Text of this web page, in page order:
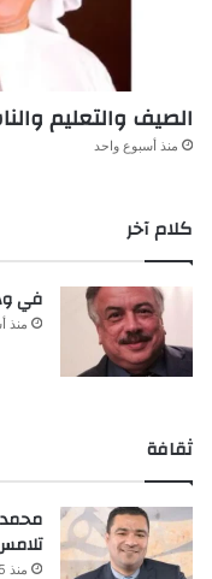
الصيف والتعليم
منذ أسبوع واحد
كلام آخر
في
منذ
ثقافة
محمد
منذ 5 أيام